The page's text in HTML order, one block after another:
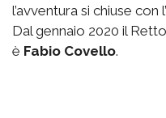
l’avventura si chiuse
Dal gennaio 2020 il
è Fabio Covello.